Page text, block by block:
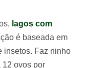
lagos com
é baseada em
insetos. Faz ninho
12 ovos por